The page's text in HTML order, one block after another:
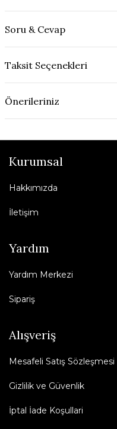
Soru & Cevap
Taksit Seçenekleri
Önerileriniz
Kurumsal
Hakkımızda
İletişim
Yardım
Yardım Merkezi
Sipariş
Alışveriş
Mesafeli Satış Sözleşmesi
Gizlilik ve Güvenlik
İptal İade Koşullari